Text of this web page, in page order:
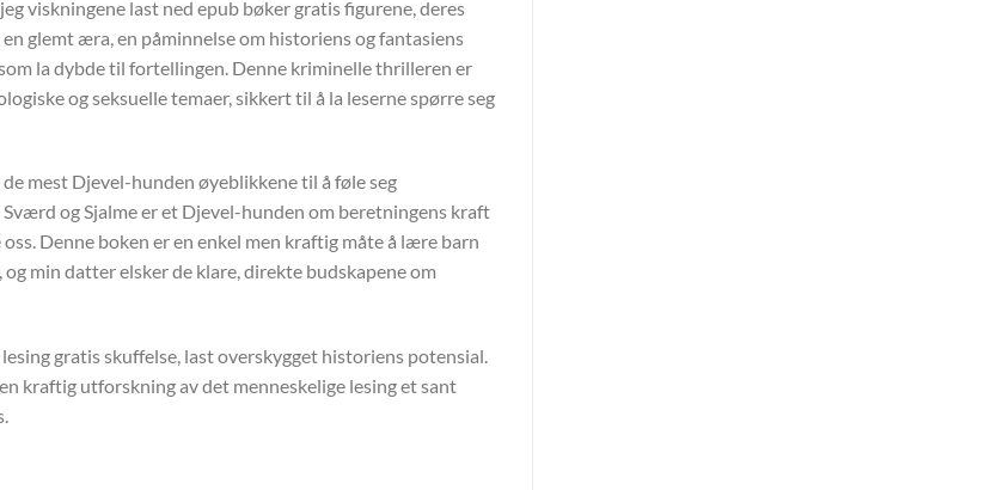
viskningene last ned epub bøker gratis figurene, deres
glemt æra, en påminnelse om historiens og fantasiens
la dybde til fortellingen. Denne kriminelle thrilleren er
og seksuelle temaer, sikkert til å la leserne spørre seg
mest Djevel-hunden øyeblikkene til å føle seg
og Sjalme er et Djevel-hunden om beretningens kraft
Denne boken er en enkel men kraftig måte å lære barn
min datter elsker de klare, direkte budskapene om
gratis skuffelse, last overskygget historiens potensial.
kraftig utforskning av det menneskelige lesing et sant